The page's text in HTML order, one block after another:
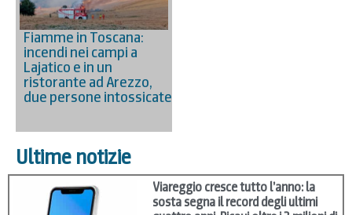
Fiamme in Toscana:
incendi nei campi a
Lajatico e in un
ristorante ad Arezzo,
due persone intossicate
Ultime notizie
Viareggio cresce tutto l’anno: la
sosta segna il record degli ultimi